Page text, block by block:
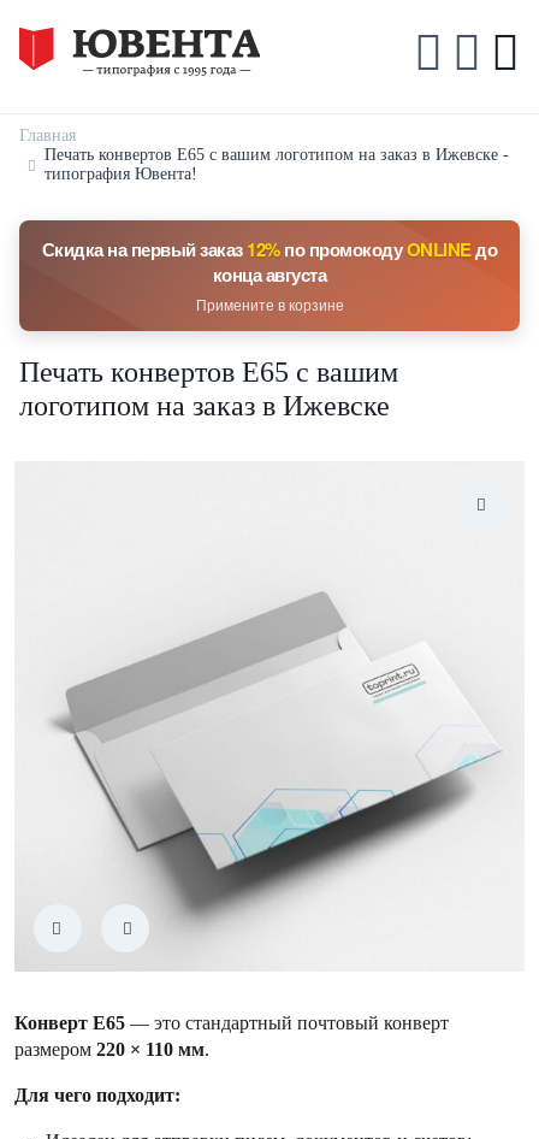
Главная
Печать конвертов Е65 с вашим логотипом на заказ в Ижевске -
типография Ювента!
Скидка на первый заказ12%по промокодуONLINEдо
конца августа
Примените в корзине
Печать конвертов Е65 с вашим
логотипом на заказ в Ижевске
Конверт Е65 — это стандартный почтовый конверт
размером 220 × 110 мм.
Для чего подходит: